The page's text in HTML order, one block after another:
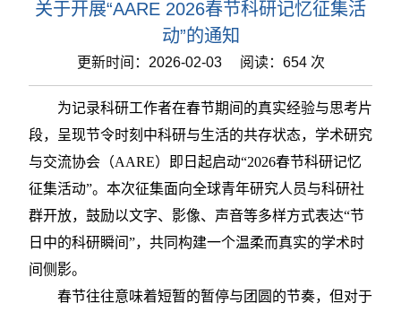
关于开展“AARE 2026春节科研记忆征集活
动”的通知
更新时间：2026-02-03 阅读：654 次
为记录科研工作者在春节期间的真实经验与思考片
段，呈现节令时刻中科研与生活的共存状态，学术研究
与交流协会（AARE）即日起启动“2026春节科研记忆
征集活动”。本次征集面向全球青年研究人员与科研社
群开放，鼓励以文字、影像、声音等多样方式表达“节
日中的科研瞬间”，共同构建一个温柔而真实的学术时
间侧影。
春节往往意味着短暂的暂停与团圆的节奏，但对于